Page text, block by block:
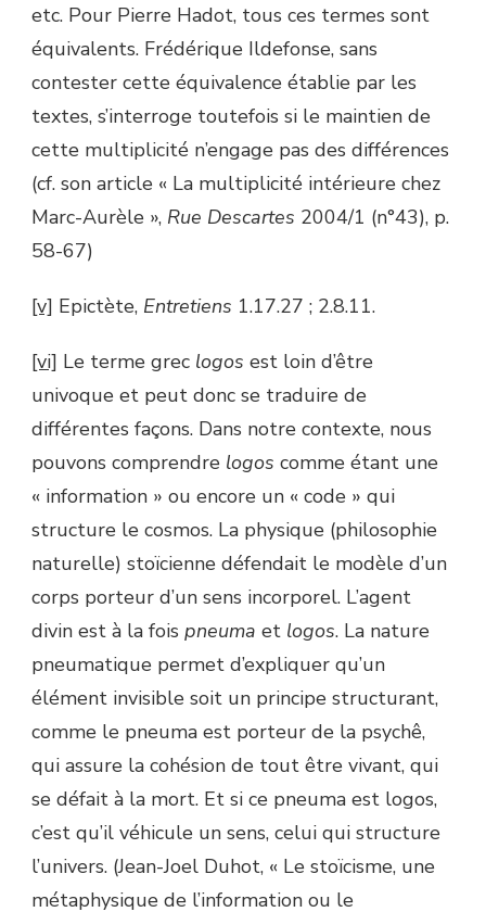
etc. Pour Pierre Hadot, tous ces termes sont
équivalents. Frédérique Ildefonse, sans
contester cette équivalence établie par les
textes, s’interroge toutefois si le maintien de
cette multiplicité n’engage pas des différences
(cf. son article « La multiplicité intérieure chez
Marc-Aurèle », Rue Descartes 2004/1 (n°43), p.
58-67)
[v] Epictète, Entretiens 1.17.27 ; 2.8.11.
[vi] Le terme grec logos est loin d’être
univoque et peut donc se traduire de
différentes façons. Dans notre contexte, nous
pouvons comprendre logos comme étant une
« information » ou encore un « code » qui
structure le cosmos. La physique (philosophie
naturelle) stoïcienne défendait le modèle d’un
corps porteur d’un sens incorporel. L’agent
divin est à la fois pneuma et logos. La nature
pneumatique permet d’expliquer qu’un
élément invisible soit un principe structurant,
comme le pneuma est porteur de la psychê,
qui assure la cohésion de tout être vivant, qui
se défait à la mort. Et si ce pneuma est logos,
c’est qu’il véhicule un sens, celui qui structure
l’univers. (Jean-Joel Duhot, « Le stoïcisme, une
métaphysique de l’information ou le